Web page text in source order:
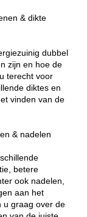
& dikte
dubbel
zijn en hoe de
terecht voor
diktes en
vinden van de
& nadelen
betere
ook nadelen,
aan het
u graag over de